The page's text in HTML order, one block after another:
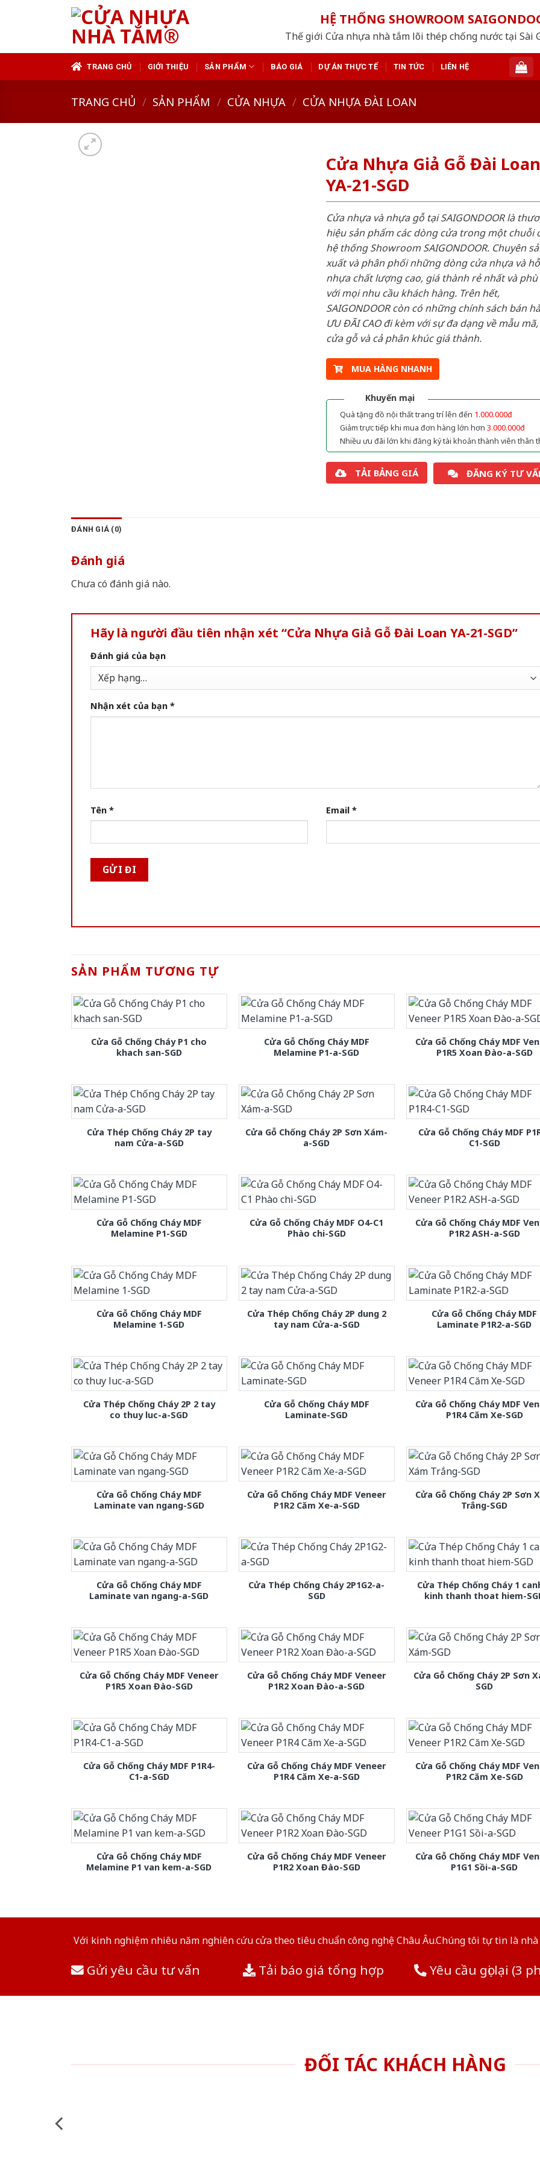
HỆ THỐNG SHOWROOM
Thế giới Cửa nhựa nhà tắm lõi thép chống nước tại Sài
TRANG CHỦ GIỚI THIỆU SẢN PHẨM BÁO GIÁ DỰ ÁN THỰC TẾ TIN TỨC LIÊN HỆ
TRANG CHỦ / SẢN PHẨM / CỬA NHỰA / CỬA NHỰA ĐÀI LOAN
Cửa Nhựa Giả Gỗ Đài Loan
YA-21-SGD
Cửa nhựa và nhựa gỗ tại SAIGONDOOR là
hiệu sản phẩm các dòng cửa trong một chuỗi
hệ thống Showroom SAIGONDOOR. Chuyên
xuất và phân phối những dòng cửa nhựa và
nhựa chất lượng cao, giá thành rẻ nhất và
với mọi nhu cầu khách hàng. Trên hết,
SAIGONDOOR còn có những chính sách bán
ƯU ĐÃI CAO đi kèm với sự đa dạng về mẫu
cửa gỗ và cả phân khúc giá thành.
MUA HÀNG NHANH
Khuyến mại
Quà tặng đồ nội thất trang trí lên đến 1.000.000đ
Giảm trực tiếp khi mua đơn hàng lớn hơn 3.000.000đ
Nhiều ưu đãi lớn khi đăng ký tài khoản thành viên thân
TẢI BẢNG GIÁ ĐĂNG KÝ TƯ
ĐÁNH GIÁ (0)
Đánh giá
Chưa có đánh giá nào.
Hãy là người đầu tiên nhận xét “Cửa Nhựa Giả Gỗ Đài Loan YA-21-SGD”
Đánh giá của bạn
Nhận xét của bạn *
Tên * Email *
SẢN PHẨM TƯƠNG TỰ
Cửa Gỗ Chống Cháy P1 cho
khach san-SGD
Cửa Gỗ Chống Cháy MDF
Melamine P1-a-SGD
Cửa Gỗ Chống Cháy MDF
P1R5 Xoan Đào-a-SGD
Cửa Thép Chống Cháy 2P tay
nam Cửa-a-SGD
Cửa Gỗ Chống Cháy 2P Sơn Xám-
a-SGD
Cửa Gỗ Chống Cháy MDF
C1-SGD
Cửa Gỗ Chống Cháy MDF
Melamine P1-SGD
Cửa Gỗ Chống Cháy MDF O4-C1
Phào chi-SGD
Cửa Gỗ Chống Cháy MDF
P1R2 ASH-a-SGD
Cửa Gỗ Chống Cháy MDF
Melamine 1-SGD
Cửa Thép Chống Cháy 2P dung 2
tay nam Cửa-a-SGD
Cửa Gỗ Chống Cháy MDF
Laminate P1R2-a-SGD
Cửa Thép Chống Cháy 2P 2 tay
co thuy luc-a-SGD
Cửa Gỗ Chống Cháy MDF
Laminate-SGD
Cửa Gỗ Chống Cháy MDF
P1R4 Căm Xe-SGD
Cửa Gỗ Chống Cháy MDF
Laminate van ngang-SGD
Cửa Gỗ Chống Cháy MDF Veneer
P1R2 Căm Xe-a-SGD
Cửa Gỗ Chống Cháy 2P Sơn
Trắng-SGD
Cửa Gỗ Chống Cháy MDF
Laminate van ngang-a-SGD
Cửa Thép Chống Cháy 2P1G2-a-
SGD
Cửa Thép Chống Cháy 1
kinh thanh thoat hiem-
Cửa Gỗ Chống Cháy MDF Veneer
P1R5 Xoan Đào-SGD
Cửa Gỗ Chống Cháy MDF Veneer
P1R2 Xoan Đào-a-SGD
Cửa Gỗ Chống Cháy 2P Sơn
SGD
Cửa Gỗ Chống Cháy MDF P1R4-
C1-a-SGD
Cửa Gỗ Chống Cháy MDF Veneer
P1R4 Căm Xe-a-SGD
Cửa Gỗ Chống Cháy MDF
P1R2 Căm Xe-SGD
Cửa Gỗ Chống Cháy MDF
Melamine P1 van kem-a-SGD
Cửa Gỗ Chống Cháy MDF Veneer
P1R2 Xoan Đào-SGD
Cửa Gỗ Chống Cháy MDF
P1G1 Sồi-a-SGD
Với kinh nghiệm nhiêu năm nghiên cứu cửa theo tiêu chuẩn công nghệ Châu Âu.Chúng tôi tự tin là
Gửi yêu cầu tư vấn Tải báo giá tổng hợp Yêu cầu gọi lại (3
ĐỐI TÁC KHÁCH HÀNG